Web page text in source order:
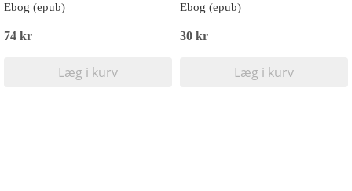
Ebog (epub)
74 kr
Læg i kurv
Ebog (epub)
30 kr
Læg i kurv